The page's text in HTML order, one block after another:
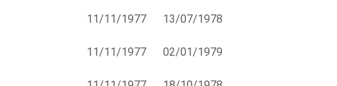
11/11/1977 13/07/1978
11/11/1977 02/01/1979